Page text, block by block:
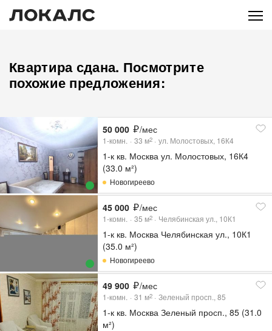
Квартира сдана. Посмотрите
похожие предложения:
50 000 /мес
1-комн. 33 м2 ул. Молостовых, 16К4
1-к кв. Москва ул. Молостовых, 16К4
(33.0 м²)
Новогиреево
45 000 /мес
1-комн. 35 м2 Челябинская ул., 10К1
1-к кв. Москва Челябинская ул., 10К1
(35.0 м²)
Новогиреево
49 900 /мес
1-комн. 31 м2 Зеленый просп., 85
1-к кв. Москва Зеленый просп., 85 (31.0
м²)